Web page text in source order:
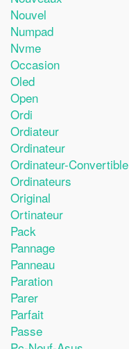
Nouvel
Numpad
Nvme
Occasion
Oled
Open
Ordi
Ordiateur
Ordinateur
Ordinateur-Convertible
Ordinateurs
Original
Ortinateur
Pack
Pannage
Panneau
Paration
Parer
Parfait
Passe